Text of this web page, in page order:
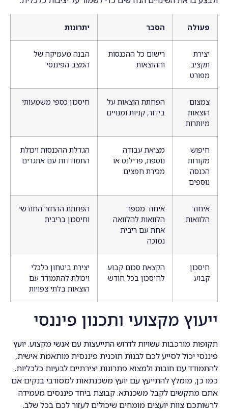
פעולה הסבר יתרונות
יצירת
תקציב
מפורט
רישום כל ההכנסות
וההוצאות
הבנה מעמיקה של
המצב הפיננסי
צמצום
הוצאות
מיותרות
הפחתת הוצאות על
בידור, קניות ומנויים
חיסכון כספי משמעותי
חיפוש
מקורות
הכנסה
נוספים
מציאת עבודה
נוספת, פרילנס או
מכירת חפצים
הגדלת ההכנסות ויכולת
התמודדות עם אתגרים
איחוד
הלוואות
איחוד מספר
הלוואות להלוואה
אחת עם ריבית
נמוכה
הפחתת ההחזר החודשי
וחיסכון בריבית
חיסכון
קבוע
הקצאת סכום קבוע
לחיסכון בכל חודש
יצירת ביטחון כלכלי
ויכולת להתמודד עם
הוצאות בלתי צפויות
ייעוץ מקצועי ותכנון פיננסי
תקופות מורכבות עשויות לדרוש התייעצות עם אנשי מקצוע. יועץ
פיננסי יכול לסייע לכם לבנות תוכנית פיננסית מותאמת אישית,
להתמודד עם חובות ולמצוא פתרונות יצירתיים לבעיות כלכליות.
כמו כן, מומלץ להתייעץ עם יועץ משכנתאות למסורבי בנקים אם
אתם מתקשים לקבל משכנתא. קבוצת ביחד פיננסים מעמידה
לרשותכם צוות יועצים מומחים שיכולים לעזור לכם בכל שלב.